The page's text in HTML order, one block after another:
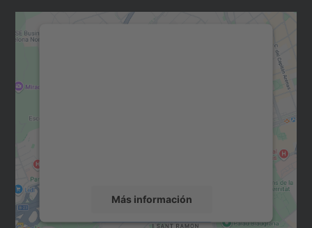
Más información